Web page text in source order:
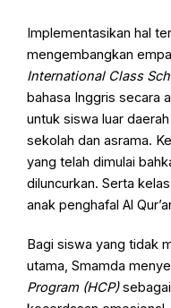
Implementasikan hal
mengembangkan
International Class
bahasa Inggris secara
untuk siswa luar
sekolah dan asrama.
yang telah dimulai
diluncurkan. Serta
anak penghafal Al
Bagi siswa yang tidak
utama, Smamda
Program (HCP)